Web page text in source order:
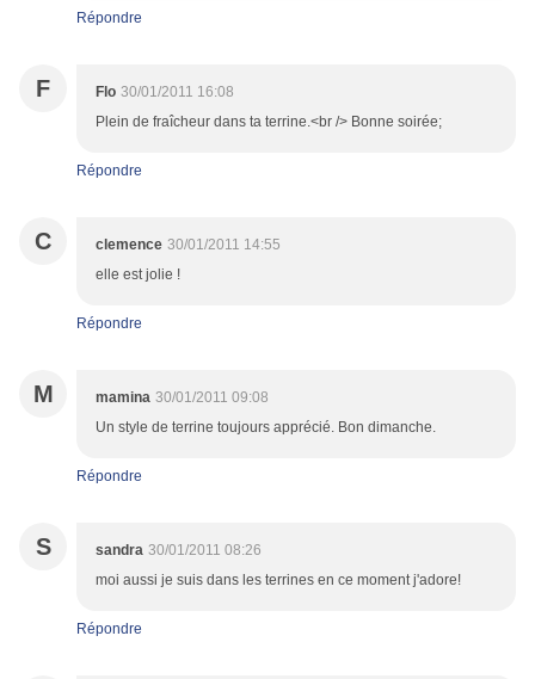
Répondre
F Flo 30/01/2011 16:08
Plein de fraîcheur dans ta terrine.<br /> Bonne soirée;
Répondre
C clemence 30/01/2011 14:55
elle est jolie !
Répondre
M mamina 30/01/2011 09:08
Un style de terrine toujours apprécié. Bon dimanche.
Répondre
S sandra 30/01/2011 08:26
moi aussi je suis dans les terrines en ce moment j'adore!
Répondre